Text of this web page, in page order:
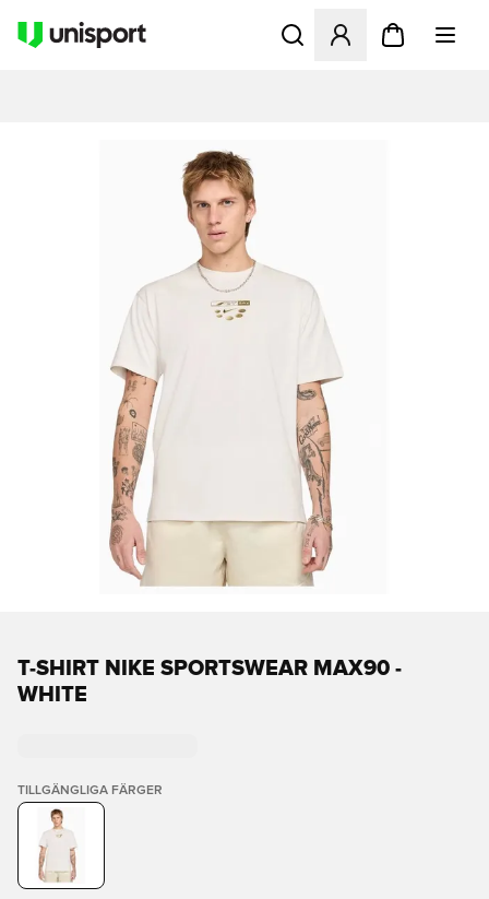
Öppnar en Modal för att
T-SHIRT NIKE SPORTSWEAR MAX90 -
WHITE
TILLGÄNGLIGA FÄRGER